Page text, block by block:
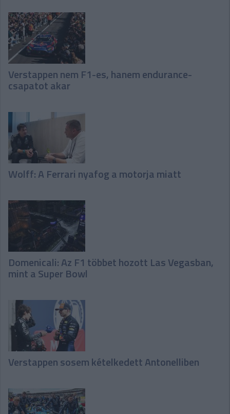
Verstappen nem F1-es, hanem endurance-
csapatot akar
Wolff: A Ferrari nyafog a motorja miatt
Domenicali: Az F1 többet hozott Las Vegasban,
mint a Super Bowl
Verstappen sosem kételkedett Antonelliben